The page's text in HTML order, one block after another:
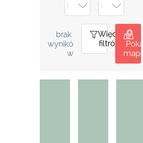
brak
wynikó
w
Więcej
filtrów
0
Pokaż
mapę